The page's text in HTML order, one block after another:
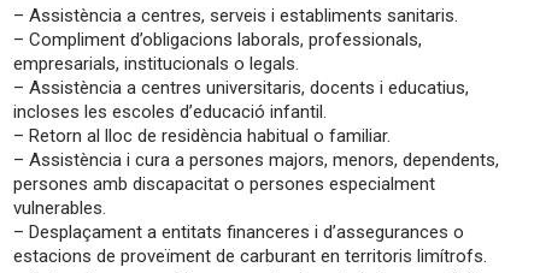
– Assistència a centres, serveis i establiments sanitaris.
– Compliment d’obligacions laborals, professionals,
empresarials, institucionals o legals.
– Assistència a centres universitaris, docents i educatius,
incloses les escoles d’educació infantil.
– Retorn al lloc de residència habitual o familiar.
– Assistència i cura a persones majors, menors, dependents,
persones amb discapacitat o persones especialment
vulnerables.
– Desplaçament a entitats financeres i d’assegurances o
estacions de proveïment de carburant en territoris limítrofs.